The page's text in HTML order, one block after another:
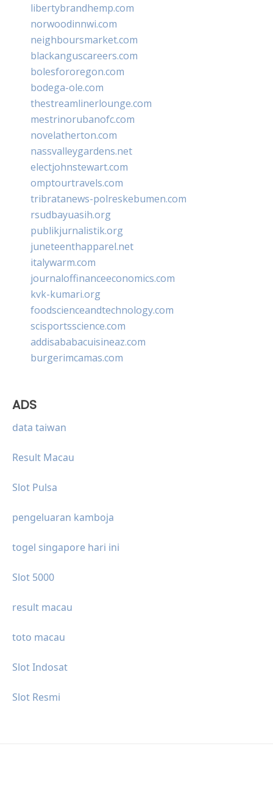
libertybrandhemp.com
norwoodinnwi.com
neighboursmarket.com
blackanguscareers.com
bolesfororegon.com
bodega-ole.com
thestreamlinerlounge.com
mestrinorubanofc.com
novelatherton.com
nassvalleygardens.net
electjohnstewart.com
omptourtravels.com
tribratanews-polreskebumen.com
rsudbayuasih.org
publikjurnalistik.org
juneteenthapparel.net
italywarm.com
journaloffinanceeconomics.com
kvk-kumari.org
foodscienceandtechnology.com
scisportsscience.com
addisababacuisineaz.com
burgerimcamas.com
ADS
data taiwan
Result Macau
Slot Pulsa
pengeluaran kamboja
togel singapore hari ini
Slot 5000
result macau
toto macau
Slot Indosat
Slot Resmi